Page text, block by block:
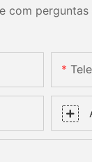
com perguntas